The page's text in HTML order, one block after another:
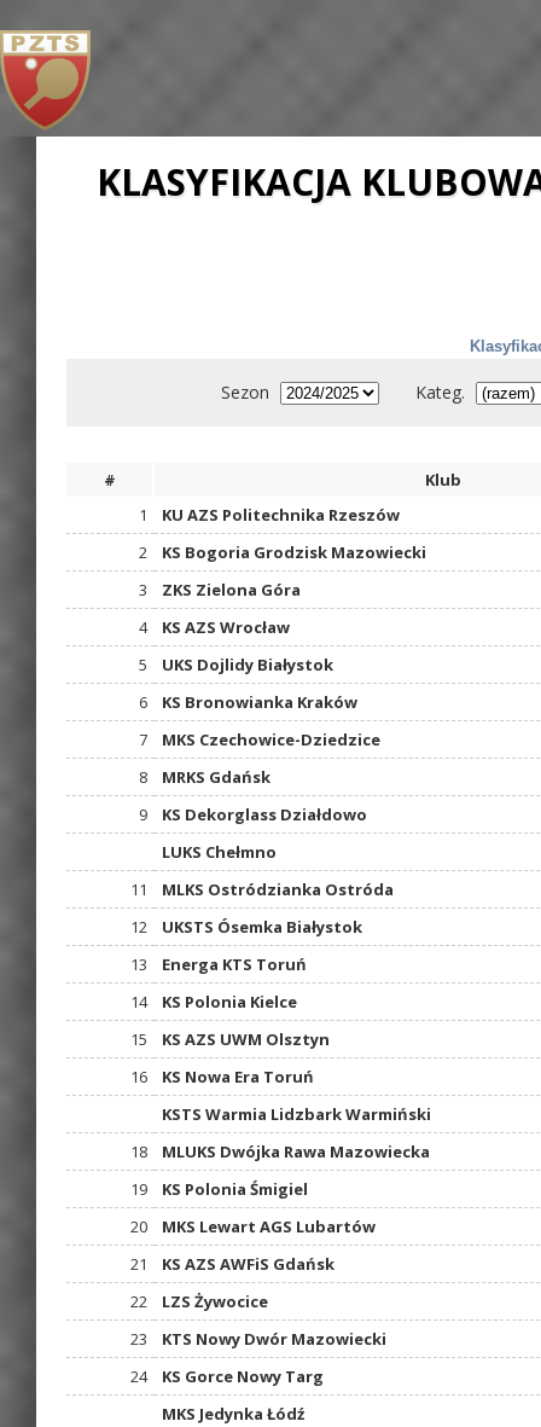
KLASYFIKACJA
Sezon Kateg.
#
Klub
1
KU AZS Politechnika Rzeszów
2
KS Bogoria Grodzisk Mazowiecki
3
ZKS Zielona Góra
4
KS AZS Wrocław
5
UKS Dojlidy Białystok
6
KS Bronowianka Kraków
7
MKS Czechowice-Dziedzice
8
MRKS Gdańsk
9
KS Dekorglass Działdowo
LUKS Chełmno
11
MLKS Ostródzianka Ostróda
12
UKSTS Ósemka Białystok
13
Energa KTS Toruń
14
KS Polonia Kielce
15
KS AZS UWM Olsztyn
16
KS Nowa Era Toruń
KSTS Warmia Lidzbark Warmiński
18
MLUKS Dwójka Rawa Mazowiecka
19
KS Polonia Śmigiel
20
MKS Lewart AGS Lubartów
21
KS AZS AWFiS Gdańsk
22
LZS Żywocice
23
KTS Nowy Dwór Mazowiecki
24
KS Gorce Nowy Targ
MKS Jedynka Łódź